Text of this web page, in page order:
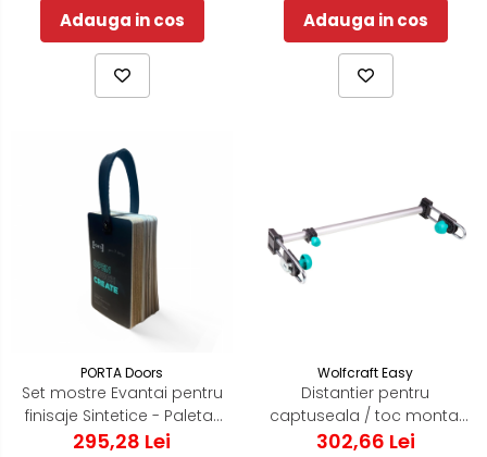
Adauga in cos Adauga in cos
PORTA Doors
Set mostre Evantai pentru
finisaje Sintetice - Paletar
Porta Doors
295,28 Lei
Wolfcraft Easy
Distantier pentru
captuseala / toc montaj
usa de interior - Wolfcraft
302,66 Lei